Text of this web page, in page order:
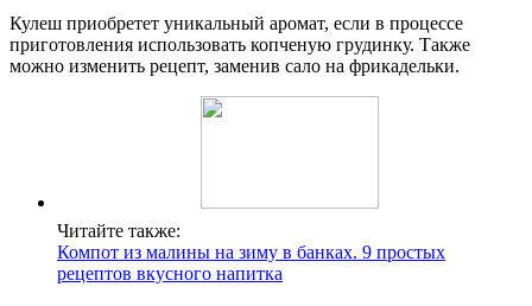
Кулеш приобретет уникальный аромат, если в процессе
приготовления использовать копченую грудинку. Также
можно изменить рецепт, заменив сало на фрикадельки.
Читайте также:
Компот из малины на зиму в банках. 9 простых
рецептов вкусного напитка